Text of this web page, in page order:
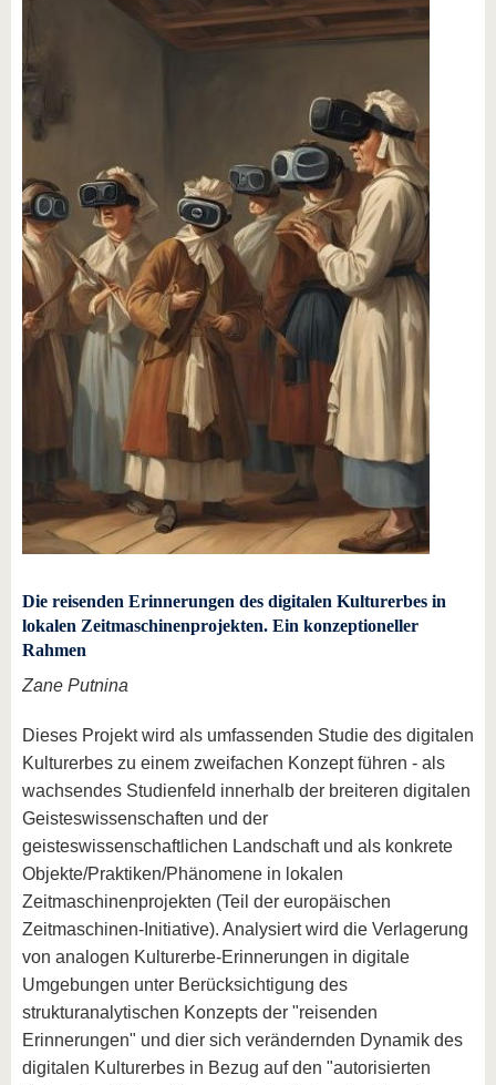
Die reisenden Erinnerungen des digitalen Kulturerbes in
lokalen Zeitmaschinenprojekten. Ein konzeptioneller
Rahmen
Zane Putnina
Dieses Projekt wird als umfassenden Studie des digitalen
Kulturerbes zu einem zweifachen Konzept führen - als
wachsendes Studienfeld innerhalb der breiteren digitalen
Geisteswissenschaften und der
geisteswissenschaftlichen Landschaft und als konkrete
Objekte/Praktiken/Phänomene in lokalen
Zeitmaschinenprojekten (Teil der europäischen
Zeitmaschinen-Initiative). Analysiert wird die Verlagerung
von analogen Kulturerbe-Erinnerungen in digitale
Umgebungen unter Berücksichtigung des
strukturanalytischen Konzepts der "reisenden
Erinnerungen" und dier sich verändernden Dynamik des
digitalen Kulturerbes in Bezug auf den "autorisierten